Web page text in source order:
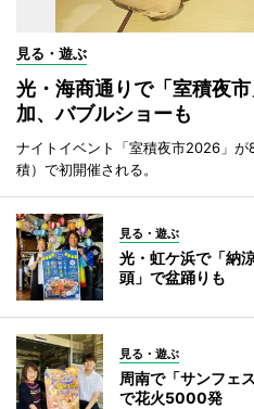
見る・遊ぶ
光・海商通りで「室積夜
加、バブルショーも
ナイトイベント「室積夜市2026」
積）で初開催される。
見る・遊ぶ
光・虹ケ浜で「納
頭」で盆踊りも
見る・遊ぶ
周南で「サンフェ
で花火5000発